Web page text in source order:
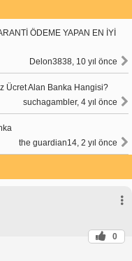
ÖDEME YAPAN EN İYİ
Delon3838, 10 yıl önce
Ücret Alan Banka Hangisi?
suchagambler, 4 yıl önce
the guardian14, 2 yıl önce
0